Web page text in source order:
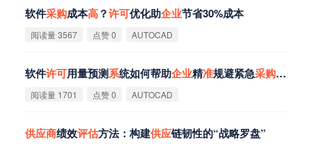
软件采购成本高？许可优化助企业节省30%成本
阅读量 3567 点赞 0 AUTOCAD
软件许可用量预测系统如何帮助企业精准规避紧急采购风险
阅读量 1701 点赞 0 AUTOCAD
供应商绩效评估方法：构建供应链韧性的“战略罗盘”